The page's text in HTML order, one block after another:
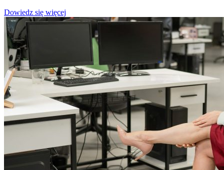
Dowiedz się więcej
szyny
jest,
jak
działa
i
kiedy
jest
stosowana